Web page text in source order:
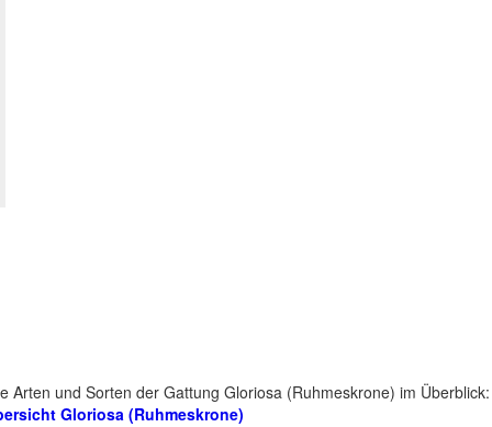
Arten und Sorten der Gattung Gloriosa (Ruhmeskrone) im Überblick:
Gloriosa (Ruhmeskrone)